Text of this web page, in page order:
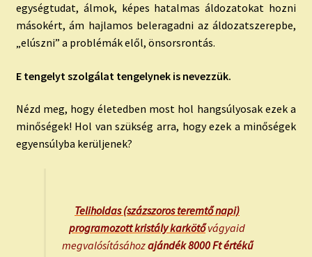
egységtudat, álmok, képes hatalmas áldozatokat hozni
másokért, ám hajlamos beleragadni az áldozatszerepbe,
„elúszni” a problémák elől, önsorsrontás.
E tengelyt szolgálat tengelynek is nevezzük.
Nézd meg, hogy életedben most hol hangsúlyosak ezek a
minőségek! Hol van szükség arra, hogy ezek a minőségek
egyensúlyba kerüljenek?
Teliholdas (százszoros teremtő napi)
programozott kristály karkötővágyaid
megvalósításáhozajándék 8000 Ft értékű